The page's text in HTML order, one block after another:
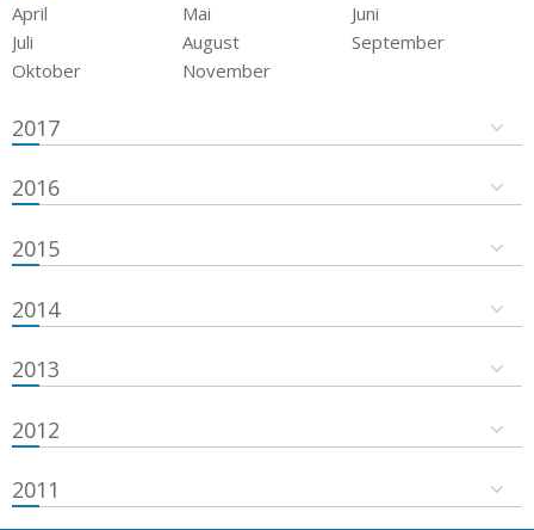
April
Mai
Juni
Juli
August
September
Oktober
November
2017
2016
2015
2014
2013
2012
2011